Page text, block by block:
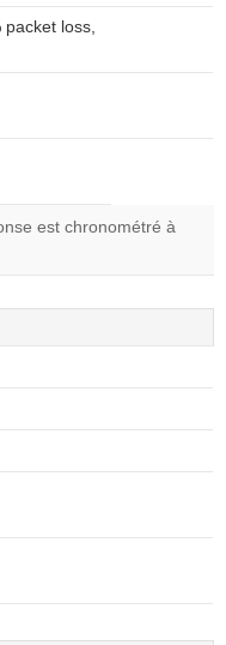
packet loss,
est chronométré à